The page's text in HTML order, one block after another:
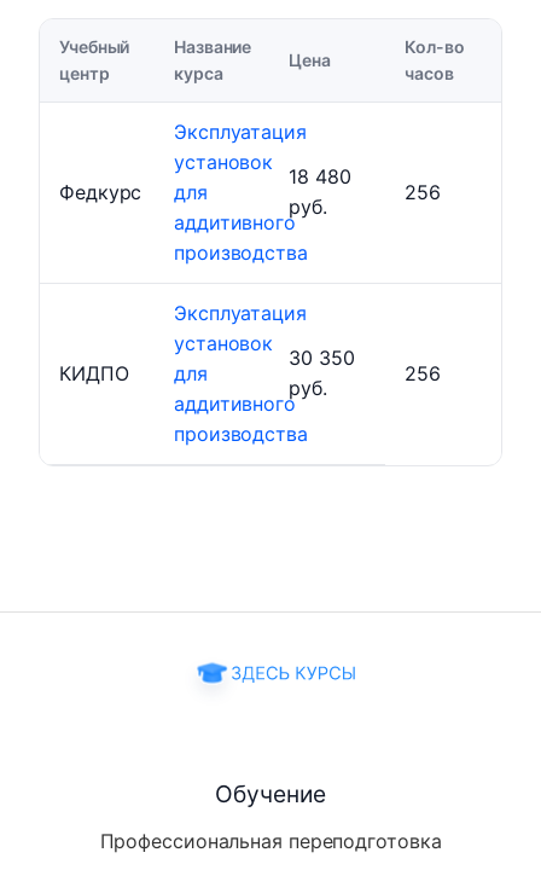
Учебный
центр
Название
курса
Цена
Кол-во
часов
Федкурс
Эксплуатация
установок
для
аддитивного
производства
18 480
руб.
256
КИДПО
Эксплуатация
установок
для
аддитивного
производства
30 350
руб.
256
Обучение
Профессиональная переподготовка